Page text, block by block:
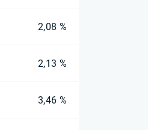
2,08 %
2,13 %
3,46 %